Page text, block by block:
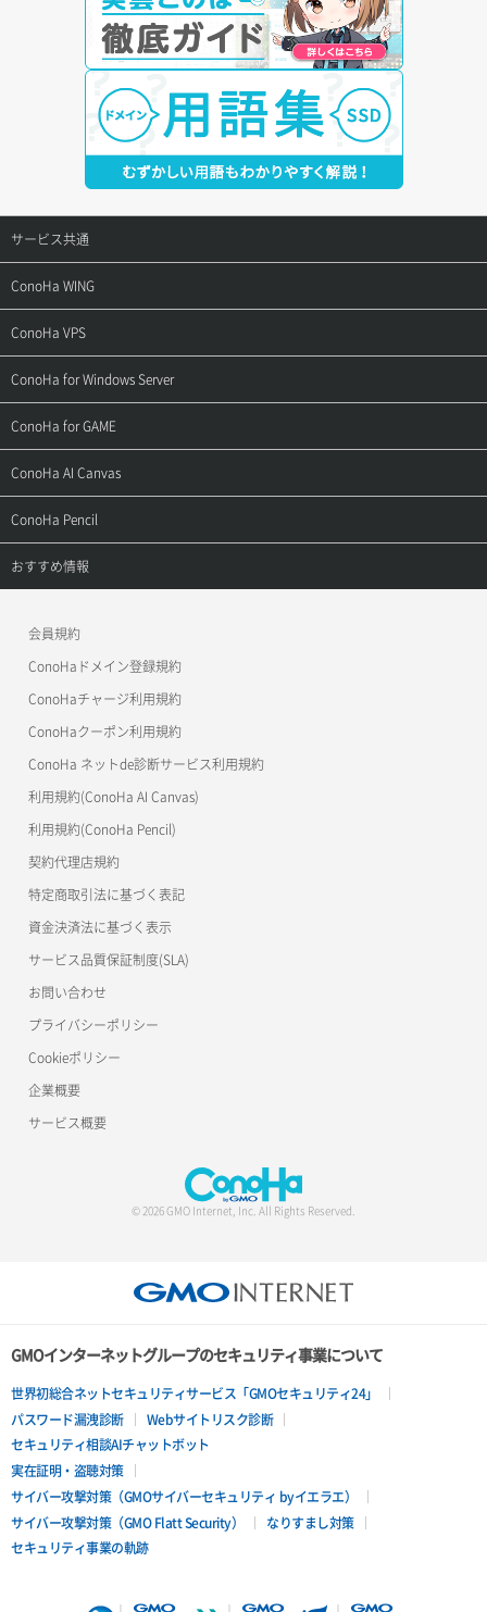
サービス共通
サポートトップ
ご契約・お支払い
用語集
お問い合わせ
ConoHa WING
サポートトップ
ご利用ガイド
お乗り換えガイド
よくある質問
ConoHa VPS
サポートトップ
ご利用ガイド
APIドキュメントVPS2.0
APIドキュメントVPS3.0
ConoHa for Windows Server
サポートトップ
ご利用ガイド
APIドキュメントVPS2.0
APIドキュメントVPS3.0
ConoHa for GAME
サポートトップ
ご利用ガイド
ConoHa AI Canvas
サポートトップ
ご利用ガイド
ConoHa Pencil
サポートトップ
おすすめ情報
美雲このは徹底ガイド
会員規約
ConoHaドメイン登録規約
ConoHaチャージ利用規約
ConoHaクーポン利用規約
ConoHa ネットde診断サービス利用規約
利用規約(ConoHa AI Canvas)
利用規約(ConoHa Pencil)
契約代理店規約
特定商取引法に基づく表記
資金決済法に基づく表示
サービス品質保証制度(SLA)
お問い合わせ
プライバシーポリシー
Cookieポリシー
企業概要
サービス概要
© 2026 GMO Internet, Inc. All Rights Reserved.
GMOインターネットグループのセキュリティ事業について
世界初総合ネットセキュリティサービス「GMOセキュリティ24」
パスワード漏洩診断
Webサイトリスク診断
セキュリティ相談AIチャットボット
実在証明・盗聴対策
サイバー攻撃対策（GMOサイバーセキュリティ byイエラエ）
サイバー攻撃対策（GMO Flatt Security）
なりすまし対策
セキュリティ事業の軌跡